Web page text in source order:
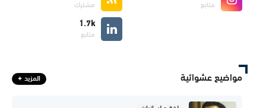
متابع مشترك
1.7k
متابع
مواضيع عشوائية المزيد